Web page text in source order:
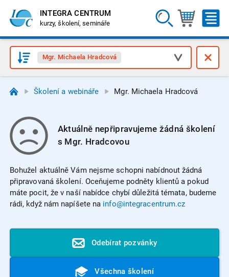
INTEGRA CENTRUM
kurzy, školení, semináře
Mgr. Michaela Hradcová
Školení a webináře Mgr. Michaela Hradcová
Aktuálně nepřipravujeme žádná školení
s Mgr. Hradcovou
Bohužel aktuálně Vám nejsme schopni nabídnout žádná
připravovaná školení. Oceňujeme podněty klientů a pokud
máte pocit, že v naší nabídce chybí důležitá témata, budeme
rádi, když nám napíšete na info@integracentrum.cz
Odebírat pozvánky
Všechna školení